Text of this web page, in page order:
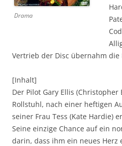
Drama
Vertrieb der Disc übernahm die
[Inhalt]
Der Pilot Gary Ellis (Christopher
Rollstuhl, nach einer heftigen
seiner Frau Tess (Kate Hardie)
Seine einzige Chance auf ein
darin, dass ihm ein neues Herz